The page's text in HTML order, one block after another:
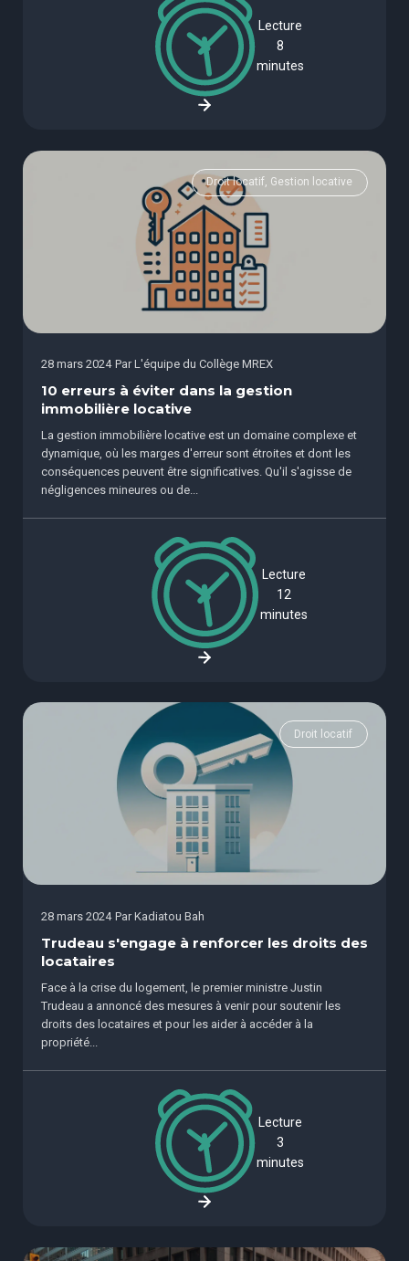
Lecture
8
minutes
Droit locatif, Gestion locative
28 mars 2024 Par L'équipe du Collège MREX
10 erreurs à éviter dans la gestion
immobilière locative
La gestion immobilière locative est un domaine complexe et
dynamique, où les marges d'erreur sont étroites et dont les
conséquences peuvent être significatives. Qu'il s'agisse de
négligences mineures ou de...
Lecture
12
minutes
Droit locatif
28 mars 2024 Par Kadiatou Bah
Trudeau s'engage à renforcer les droits des
locataires
Face à la crise du logement, le premier ministre Justin
Trudeau a annoncé des mesures à venir pour soutenir les
droits des locataires et pour les aider à accéder à la
propriété...
Lecture
3
minutes